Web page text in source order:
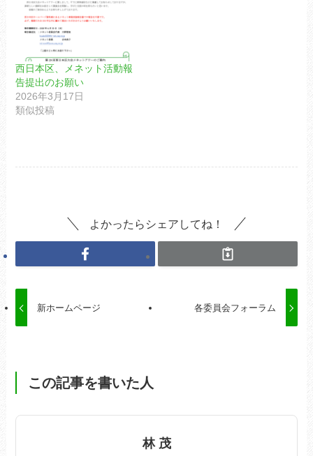
西日本区、メネット活動報
告提出のお願い
2026年3月17日
類似投稿
よかったらシェアしてね！
新ホームページ 各委員会フォーラム
この記事を書いた人
林 茂